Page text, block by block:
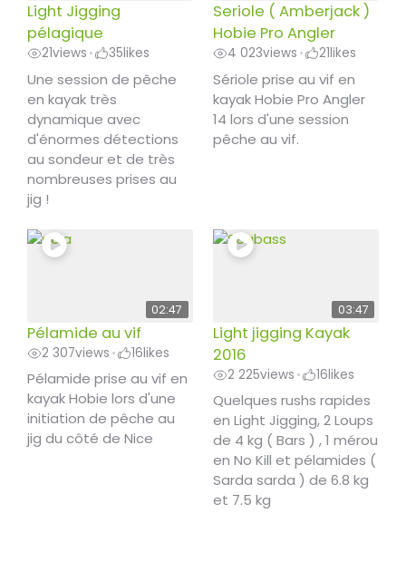
Light Jigging
pélagique
21views • 35likes
Une session de pêche
en kayak très
dynamique avec
d'énormes détections
au sondeur et de très
nombreuses prises au
jig !
Seriole ( Amberjack )
Hobie Pro Angler
4 023views • 21likes
Sériole prise au vif en
kayak Hobie Pro Angler
14 lors d'une session
pêche au vif.
02:47
Pélamide au vif
2 307views • 16likes
Pélamide prise au vif en
kayak Hobie lors d'une
initiation de pêche au
jig du côté de Nice
03:47
Light jigging Kayak
2016
2 225views • 16likes
Quelques rushs rapides
en Light Jigging, 2 Loups
de 4 kg ( Bars ) , 1 mérou
en No Kill et pélamides (
Sarda sarda ) de 6.8 kg
et 7.5 kg